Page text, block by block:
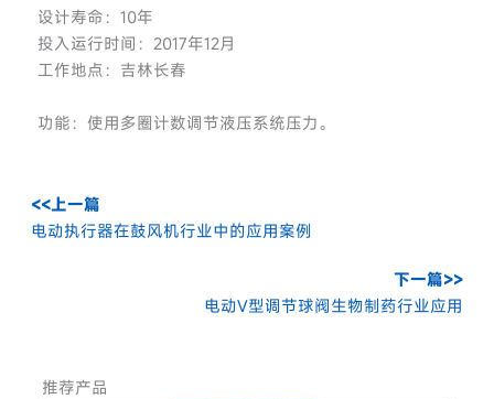
设计寿命：10年
投入运行时间：2017年12月
工作地点：吉林长春
功能：使用多圈计数调节液压系统压力。
<<上一篇
电动执行器在鼓风机行业中的应用案例
下一篇>>
电动V型调节球阀生物制药行业应用
推荐产品